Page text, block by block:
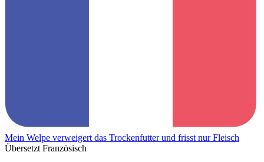
Mein Welpe verweigert das Trockenfutter und frisst nur Fleisch
Übersetzt Französisch